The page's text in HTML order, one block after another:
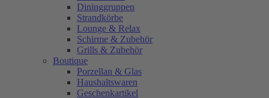
Dininggruppen
Strandkörbe
Lounge & Relax
Schirme & Zubehör
Grills & Zubehör
Boutique
Porzellan & Glas
Haushaltswaren
Geschenkartikel